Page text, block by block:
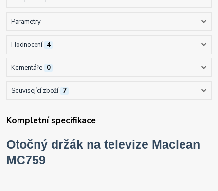
Parametry
Hodnocení 4
Komentáře 0
Související zboží 7
Kompletní specifikace
Otočný držák na televize Maclean
MC759